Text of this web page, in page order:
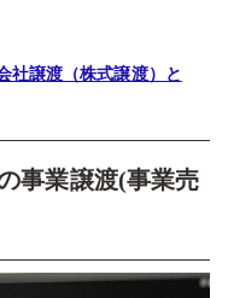
社譲渡（株式譲渡）と
事業譲渡(事業売